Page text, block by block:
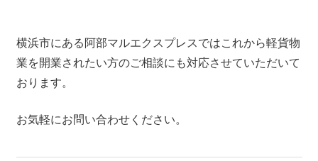
横浜市にある阿部マルエクスプレスではこれから軽貨物
業を開業されたい方のご相談にも対応させていただいて
おります。
お気軽にお問い合わせください。